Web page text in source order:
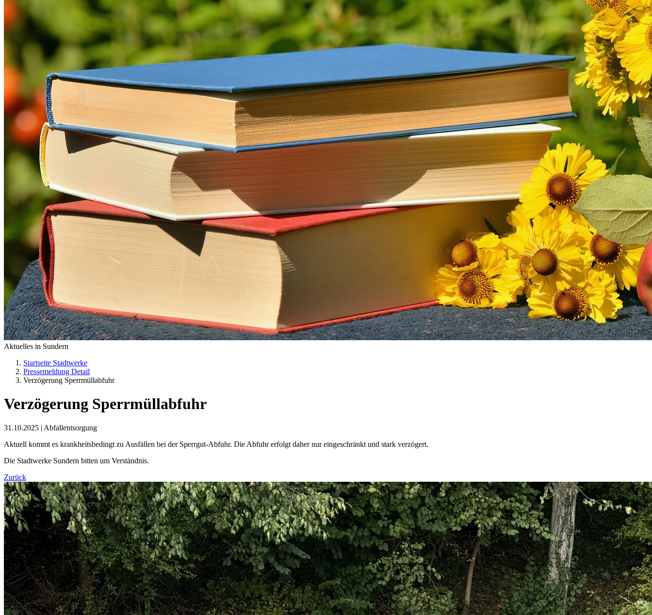
Aktuelles in Sundern
Startseite Stadtwerke
Pressemeldung Detail
Verzögerung Sperrmüllabfuhr
Verzögerung Sperrmüllabfuhr
31.10.2025 | Abfallentsorgung
Aktuell kommt es krankheitsbedingt zu Ausfällen bei der Sperrgut-Abfuhr. Die Abfuhr erfolgt daher nur eingeschränkt und stark verzögert.
Die Stadtwerke Sundern bitten um Verständnis.
Zurück